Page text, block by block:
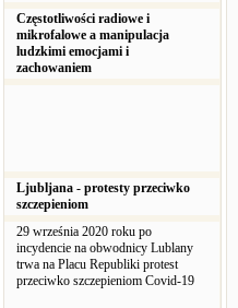
Częstotliwości radiowe i
mikrofalowe a manipulacja
ludzkimi emocjami i
zachowaniem
Ljubljana - protesty przeciwko
szczepieniom
29 września 2020 roku po
incydencie na obwodnicy Lublany
trwa na Placu Republiki protest
przeciwko szczepieniom Covid-19